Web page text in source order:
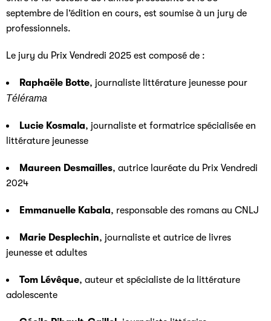
septembre de l’édition en cours, est soumise à un jury de
professionnels.
Le jury du Prix Vendredi 2025 est composé de :
Raphaële Botte, journaliste littérature jeunesse pour
Télérama
Lucie Kosmala, journaliste et formatrice spécialisée en
littérature jeunesse
Maureen Desmailles, autrice lauréate du Prix Vendredi
2024
Emmanuelle Kabala, responsable des romans au CNLJ
Marie Desplechin, journaliste et autrice de livres
jeunesse et adultes
Tom Lévêque, auteur et spécialiste de la littérature
adolescente